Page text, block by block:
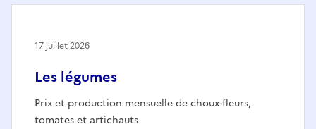
Les légumes
Prix et production mensuelle de choux-fleurs,
tomates et artichauts
17 juillet 2026